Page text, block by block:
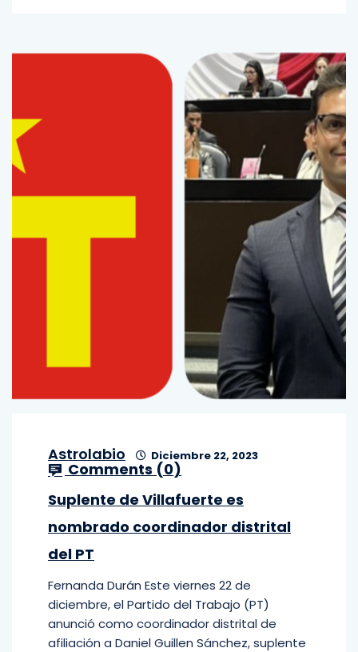
Astrolabio Diciembre 22, 2023
Comments (0)
Suplente de Villafuerte es
nombrado coordinador distrital
del PT
Fernanda Durán Este viernes 22 de
diciembre, el Partido del Trabajo (PT)
anunció como coordinador distrital de
afiliación a Daniel Guillen Sánchez, suplente